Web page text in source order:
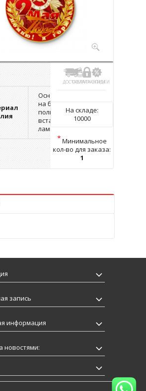
Основа - пластик
на булавке,
полиграфическая
вставка,
ламинация.
ДОСТАВКА
ОПЛАТАГАРАНТИИ
СКИДКИ
На складе:
10000
*Минимальное
кол-во для заказа:
1
запись
информация
новостями: